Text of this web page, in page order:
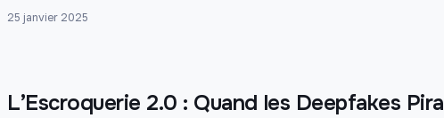
25 janvier 2025
L’Escroquerie 2.0 : Quand les Deepfakes